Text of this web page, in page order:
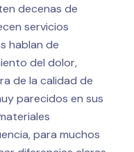
decenas de
servicios
hablan de
del dolor,
de la calidad de
parecidos en sus
para muchos